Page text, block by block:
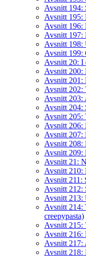
Avsnitt 194:
Avsnitt 195:
Avsnitt 196:
Avsnitt 197:
Avsnitt 198:
Avsnitt 199:
Avsnitt 20: I
Avsnitt 200:
Avsnitt 201:
Avsnitt 202:
Avsnitt 203:
Avsnitt 204:
Avsnitt 205:
Avsnitt 206:
Avsnitt 207:
Avsnitt 208:
Avsnitt 209:
Avsnitt 21:
Avsnitt 210:
Avsnitt 211:
Avsnitt 212:
Avsnitt 213:
Avsnitt 214:
creepypasta)
Avsnitt 215:
Avsnitt 216:
Avsnitt 217:
Avsnitt 218: